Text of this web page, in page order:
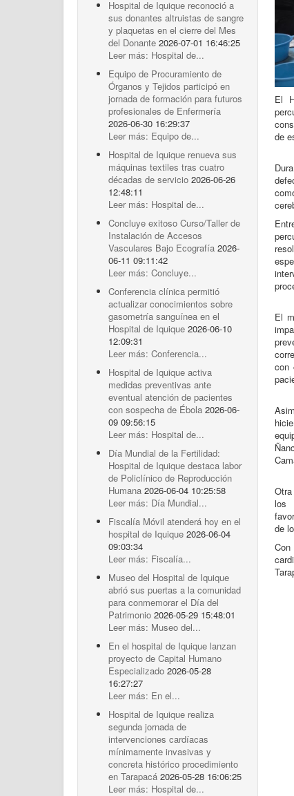
Hospital de Iquique reconoció a
sus donantes altruistas de sangre
y plaquetas en el cierre del Mes
del Donante 2026-07-01 16:46:25
Leer más: Hospital de...
Equipo de Procuramiento de
Órganos y Tejidos participó en
jornada de formación para futuros
profesionales de Enfermería
2026-06-30 16:29:37
Leer más: Equipo de...
Hospital de Iquique renueva sus
máquinas textiles tras cuatro
décadas de servicio 2026-06-26
12:48:11
Leer más: Hospital de...
Concluye exitoso Curso/Taller de
Instalación de Accesos
Vasculares Bajo Ecografía 2026-
06-11 09:11:42
Leer más: Concluye...
Conferencia clínica permitió
actualizar conocimientos sobre
gasometría sanguínea en el
Hospital de Iquique 2026-06-10
12:09:31
Leer más: Conferencia...
Hospital de Iquique activa
medidas preventivas ante
eventual atención de pacientes
con sospecha de Ébola 2026-06-
09 09:56:15
Leer más: Hospital de...
Día Mundial de la Fertilidad:
Hospital de Iquique destaca labor
de Policlínico de Reproducción
Humana 2026-06-04 10:25:58
Leer más: Día Mundial...
Fiscalía Móvil atenderá hoy en el
hospital de Iquique 2026-06-04
09:03:34
Leer más: Fiscalía...
Museo del Hospital de Iquique
abrió sus puertas a la comunidad
para conmemorar el Día del
Patrimonio 2026-05-29 15:48:01
Leer más: Museo del...
En el hospital de Iquique lanzan
proyecto de Capital Humano
Especializado 2026-05-28
16:27:27
Leer más: En el...
Hospital de Iquique realiza
segunda jornada de
intervenciones cardíacas
mínimamente invasivas y
concreta histórico procedimiento
en Tarapacá 2026-05-28 16:06:25
Leer más: Hospital de...
El
de
El
con
los
de
Con